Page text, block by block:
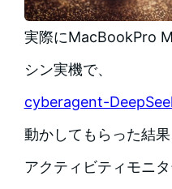
実際にMacBookPro
シン実機で、
cyberagent-
動かしてもらった結果
アクティビティモニ